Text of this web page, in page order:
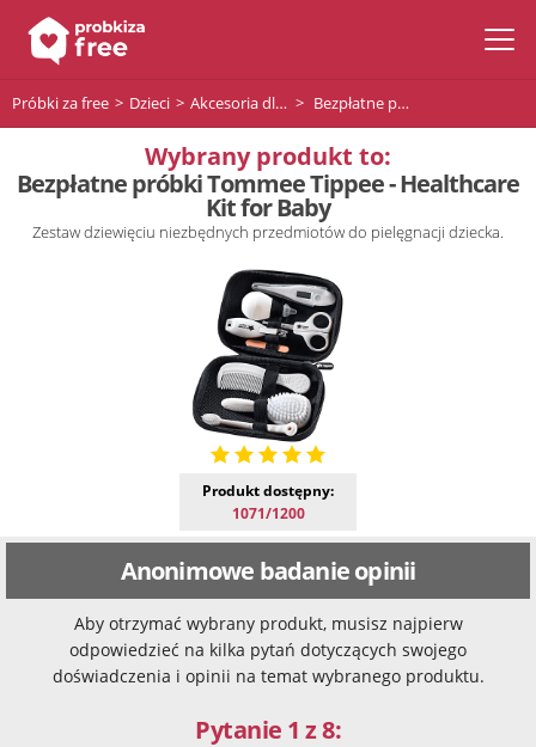
Próbki za free Dzieci Akcesoria dla niemowląt Bezpłatne próbki Tommee Tippee - Healthcare Kit for Baby
Wybrany produkt to:
Bezpłatne próbki Tommee Tippee - Healthcare
Kit for Baby
Zestaw dziewięciu niezbędnych przedmiotów do pielęgnacji dziecka.
Produkt dostępny:
1071/1200
Anonimowe badanie opinii
Aby otrzymać wybrany produkt, musisz najpierw
odpowiedzieć na kilka pytań dotyczących swojego
doświadczenia i opinii na temat wybranego produktu.
Pytanie 1 z 8: